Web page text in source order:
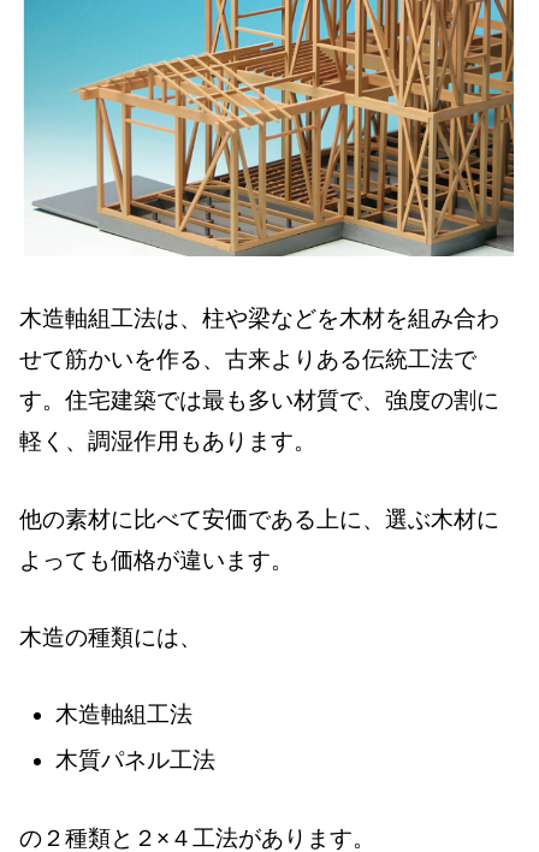
木造軸組工法は、柱や梁などを木材を組み合わ
せて筋かいを作る、古来よりある伝統工法で
す。住宅建築では最も多い材質で、強度の割に
軽く、調湿作用もあります。
他の素材に比べて安価である上に、選ぶ木材に
よっても価格が違います。
木造の種類には、
木造軸組工法
木質パネル工法
の２種類と２×４工法があります。